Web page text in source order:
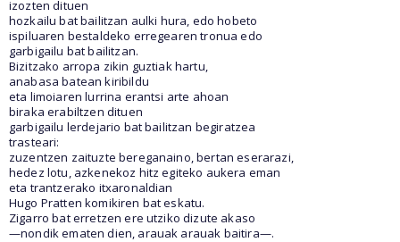
izozten dituen
hozkailu bat bailitzan aulki hura, edo hobeto
ispiluaren bestaldeko erregearen tronua edo
garbigailu bat bailitzan.
Bizitzako arropa zikin guztiak hartu,
anabasa batean kiribildu
eta limoiaren lurrina erantsi arte ahoan
biraka erabiltzen dituen
garbigailu lerdejario bat bailitzan begiratzea
trasteari:
zuzentzen zaituzte bereganaino, bertan eserarazi,
hedez lotu, azkenekoz hitz egiteko aukera eman
eta trantzerako itxaronaldian
Hugo Pratten komikiren bat eskatu.
Zigarro bat erretzen ere utziko dizute akaso
—nondik ematen dien, arauak arauak baitira—.